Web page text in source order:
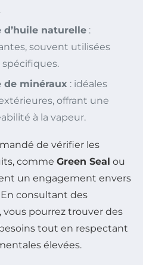
d’huile naturelle :
souvent utilisées
de minéraux : idéales
offrant une
à la vapeur.
de vérifier les
comme Green Seal ou
un engagement envers
consultant des
vous pourrez trouver des
tout en respectant
élevées.